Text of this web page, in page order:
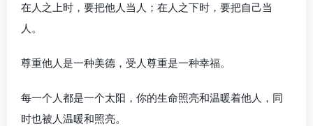
在人之上时，要把他人当人；在人之下时，要把自己当
人。
尊重他人是一种美德，受人尊重是一种幸福。
每一个人都是一个太阳，你的生命照亮和温暖着他人，同
时也被人温暖和照亮。